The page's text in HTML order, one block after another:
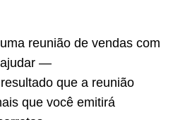
reunião de vendas com
ajudar —
que a reunião
que você emitirá